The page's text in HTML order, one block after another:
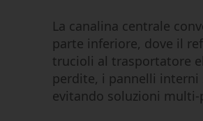
La canalina centrale
parte inferiore, dove il
trucioli al trasportatore
perdite, i pannelli interni
evitando soluzioni multi-